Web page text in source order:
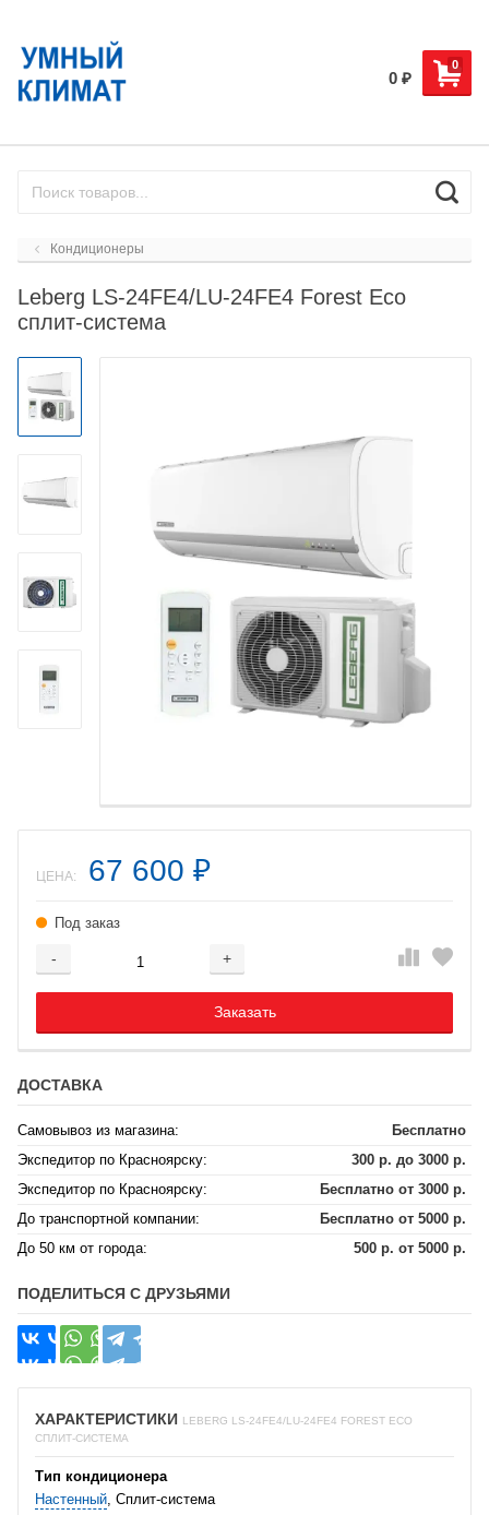
0
0 ₽
Кондиционеры
Leberg LS-24FE4/LU-24FE4 Forest Eco
сплит-система
ЦЕНА: 67 600 ₽
Под заказ
- +
Добавляется...
Заказать
Добавлен
ДОСТАВКА
Самовывоз из магазина:
Бесплатно
Экспедитор по Красноярску:
300 р. до 3000 р.
Экспедитор по Красноярску:
Бесплатно от 3000 р.
До транспортной компании:
Бесплатно от 5000 р.
До 50 км от города:
500 р. от 5000 р.
ПОДЕЛИТЬСЯ С ДРУЗЬЯМИ
ХАРАКТЕРИСТИКИ LEBERG LS-24FE4/LU-24FE4 FOREST ECO
СПЛИТ-СИСТЕМА
Тип кондиционера
Настенный , Сплит-система